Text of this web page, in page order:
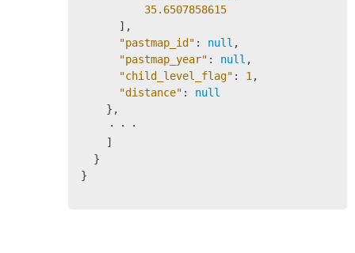
35.6507858615
      ],
"pastmap_id" : null ,
"pastmap_year" : null ,
"child_level_flag" : 1 ,
"distance" : null
    },
    ・・・
    ]
  }
}